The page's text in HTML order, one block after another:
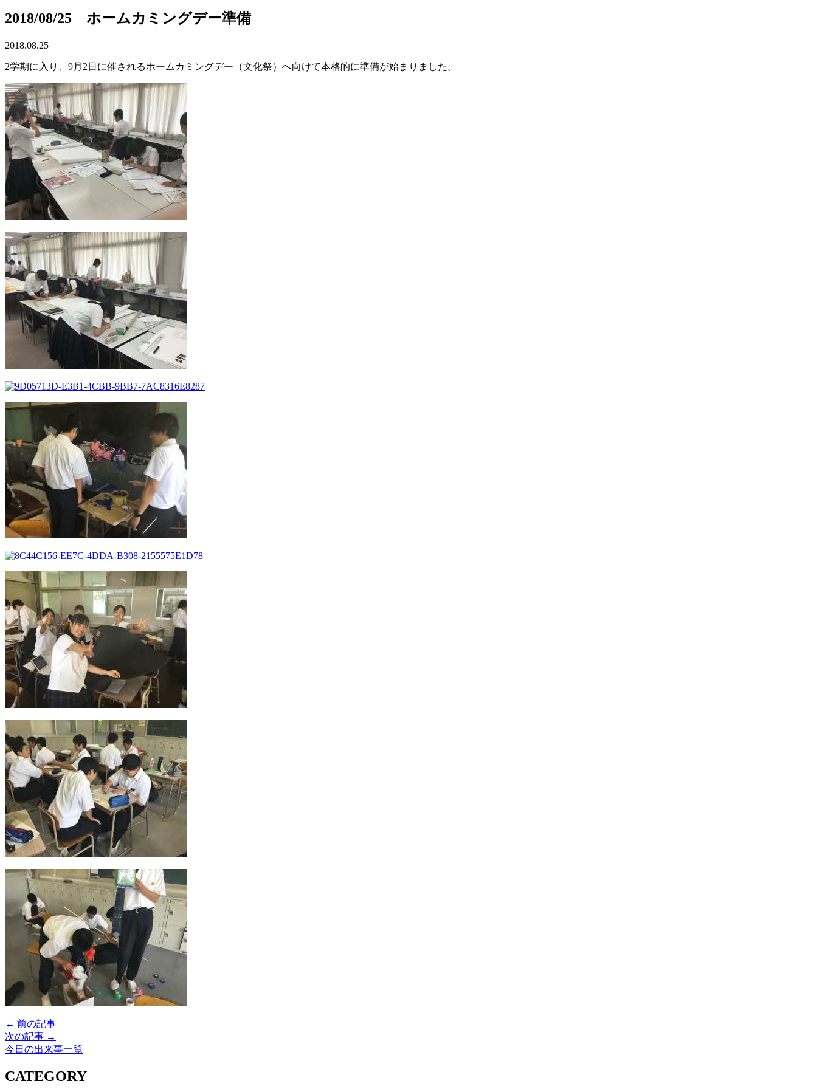
2018/08/25 ホームカミングデー準備
2018.08.25
2学期に入り、9月2日に催されるホームカミングデー（文化祭）へ向けて本格的に準備が始まりました。
← 前の記事
次の記事 →
今日の出来事一覧
CATEGORY